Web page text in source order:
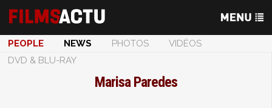
PEOPLE NEWS PHOTOS
VIDÉOS
DVD & BLU-RAY
Marisa Paredes